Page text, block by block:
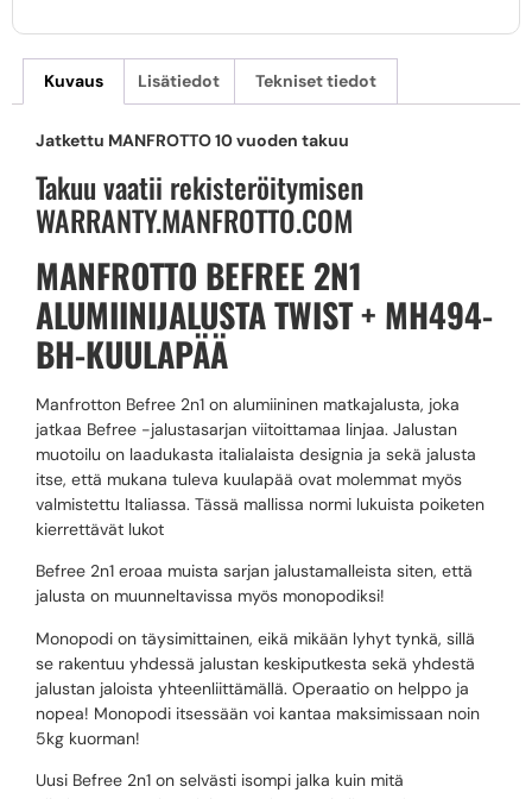
Kuvaus Lisätiedot Tekniset tiedot
Jatkettu MANFROTTO 10 vuoden takuu
Takuu vaatii rekisteröitymisen
WARRANTY.MANFROTTO.COM
MANFROTTO BEFREE 2N1
ALUMIINIJALUSTA TWIST + MH494-
BH-KUULAPÄÄ
Manfrotton Befree 2n1 on alumiininen matkajalusta, joka
jatkaa Befree -jalustasarjan viitoittamaa linjaa. Jalustan
muotoilu on laadukasta italialaista designia ja sekä jalusta
itse, että mukana tuleva kuulapää ovat molemmat myös
valmistettu Italiassa. Tässä mallissa normi lukuista poiketen
kierrettävät lukot
Befree 2n1 eroaa muista sarjan jalustamalleista siten, että
jalusta on muunneltavissa myös monopodiksi!
Monopodi on täysimittainen, eikä mikään lyhyt tynkä, sillä
se rakentuu yhdessä jalustan keskiputkesta sekä yhdestä
jalustan jaloista yhteenliittämällä. Operaatio on helppo ja
nopea! Monopodi itsessään voi kantaa maksimissaan noin
5kg kuorman!
Uusi Befree 2n1 on selvästi isompi jalka kuin mitä